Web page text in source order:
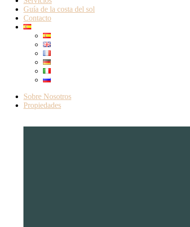
Guía de la costa del sol
Contacto
Sobre Nosotros
Propiedades